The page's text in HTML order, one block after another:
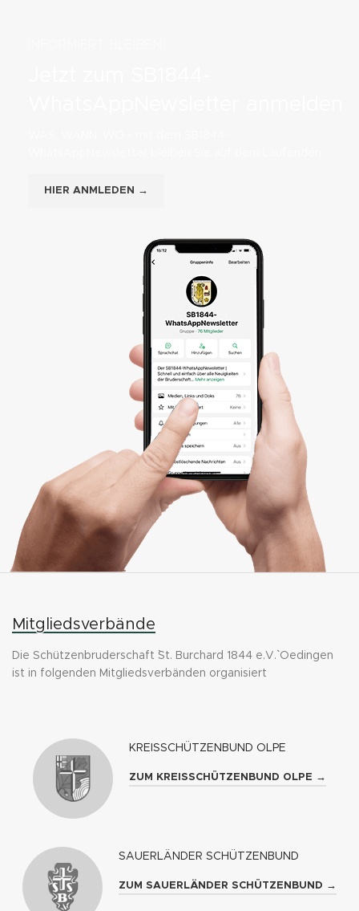
HIER ANMLEDEN →
Mitgliedsverbände
Die Schützenbruderschaft ``St. Burchard 1844 e.V.`` Oedingen
ist in folgenden Mitgliedsverbänden organisiert
KREISSCHÜTZENBUND OLPE
ZUM KREISSCHÜTZENBUND OLPE →
SAUERLÄNDER SCHÜTZENBUND
ZUM SAUERLÄNDER SCHÜTZENBUND →